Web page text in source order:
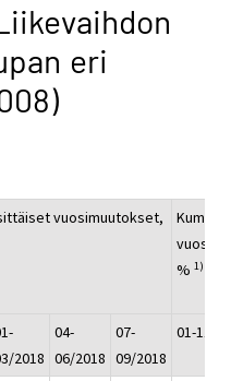
eri
vuosimuutokset,
% 1)
2018
04-
06/2018
07-
09/2018
01-11/